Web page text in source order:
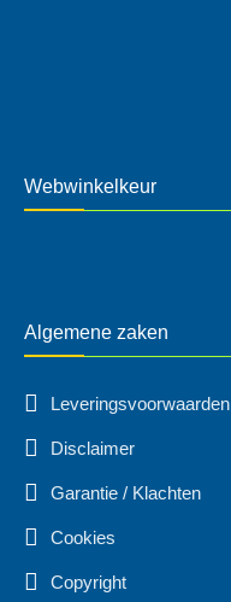
Webwinkelkeur
Algemene zaken
Leveringsvoorwaarden
Disclaimer
Garantie / Klachten
Cookies
Copyright